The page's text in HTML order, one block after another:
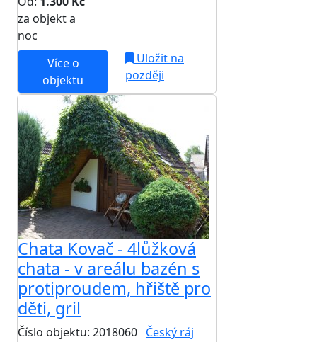
za objekt a
noc
Více o
objektu
Uložit na
později
Chata Kovač - 4lůžková
chata - v areálu bazén s
protiproudem, hřiště pro
děti, gril
Číslo objektu: 2018060 Český ráj